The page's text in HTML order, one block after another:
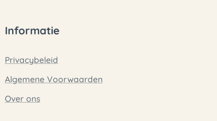
Informatie
Privacybeleid
Algemene Voorwaarden
Over ons